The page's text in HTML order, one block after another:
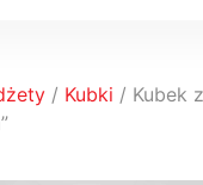
/ Kubki / Kubek